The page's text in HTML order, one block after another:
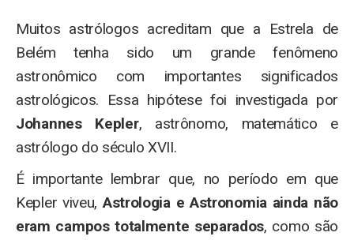
Muitos astrólogos acreditam que a Estrela de
Belém tenha sido um grande fenômeno
astronômico com importantes significados
astrológicos. Essa hipótese foi investigada por
Johannes Kepler, astrônomo, matemático e
astrólogo do século XVII.
É importante lembrar que, no período em que
Kepler viveu,Astrologia e Astronomia ainda não
eram campos totalmente separados, como são